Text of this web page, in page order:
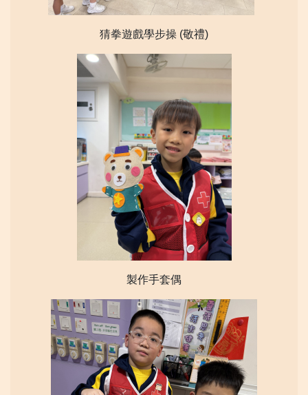
猜拳遊戲學步操 (敬禮)
製作手套偶